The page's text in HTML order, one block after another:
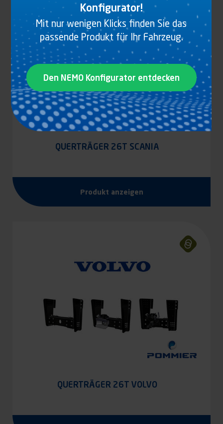
QUERTRÄGER 26T SCANIA
Produkt anzeigen
QUERTRÄGER 26T VOLVO
Konfigurator!
Mit nur wenigen Klicks finden Sie das
passende Produkt für Ihr Fahrzeug.
Den NEMO Konfigurator entdecken